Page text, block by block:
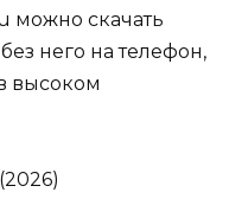
можно скачать
него на телефон,
высоком